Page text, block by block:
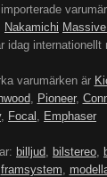
Nakamichi
idag internationellt
varumärken är
, Pioneer,
, Focal , Emphaser
billjud, bilstereo,
framsystem,